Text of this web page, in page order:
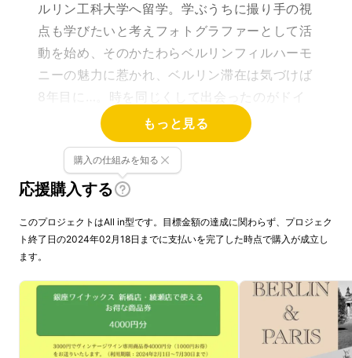
ルリン工科大学へ留学。学ぶうちに撮り手の視
点も学びたいと考えフォトグラファーとして活
動を始め、そのかたわらベルリンフィルハーモ
ニーの魅力に惹かれ、ベルリン滞在は気づけば
8年目に…。時を同じくして出会ったのがドイ
ツワイン。ドイツ人たちが集まるパーティー
で、琥珀色の液体を口にする。それは、これま
で出会ったことがないような味わいで・・・
日本帰国、ドイツワイ
ドイツ生活も8年目になり、ようやく日本への
帰国を決断。日本に戻ると、どこへ行っても現
もっと見る
応援購入する
購入の仕組みを知る
このプロジェクトはAll in型です。目標金額の達成に関わらず、プロジェク
ト終了日の2024年02月18日までに支払いを完了した時点で購入が成立し
ます。